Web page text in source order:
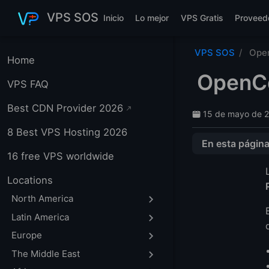
VPS SOS Inicio Lo mejor VPS Gratis
Home
VPS FAQ
Best CDN Provider 2026
8 Best VPS Hosting 2026
16 free VPS worldwide
Locations
North America
Latin America
Europe
The Middle East
VPS SOS
15 de mayo de
En esta página
Por qué "Gratis,
Quién debería
Tutorial paso a
Paso 2: Iniciar